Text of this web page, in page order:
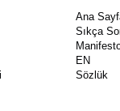
Ana
Sıkça
EN
Sözlük